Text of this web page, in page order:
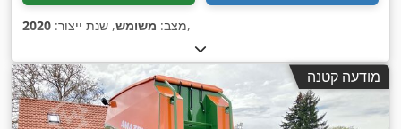
מצב: משומש, שנת ייצור: 2020 ,
מודעה קטנה